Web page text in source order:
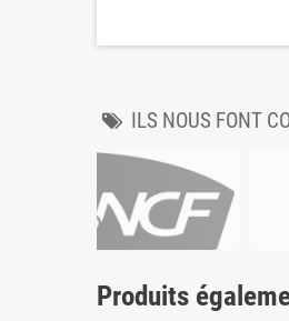
ILS NOUS FONT
Produits